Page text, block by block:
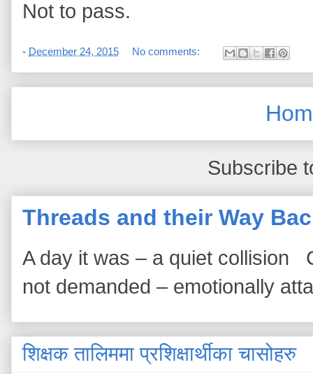
Not to pass.
- December 24, 2015 No comments:
Subscribe
Threads and their Way
A day it was – a quiet collision
not demanded – emotionally
शिक्षक तालिममा प्रशिक्षार्थीका चासोहरु